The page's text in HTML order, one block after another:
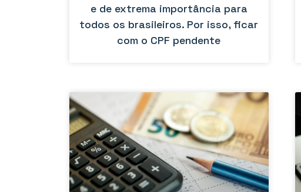
e de extrema importância para
todos os brasileiros. Por isso, ficar
com o CPF pendente